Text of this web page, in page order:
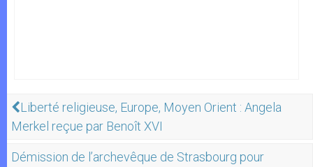
Liberté religieuse, Europe, Moyen Orient : Angela
Merkel reçue par Benoît XVI
Démission de l’archevêque de Strasbourg pour